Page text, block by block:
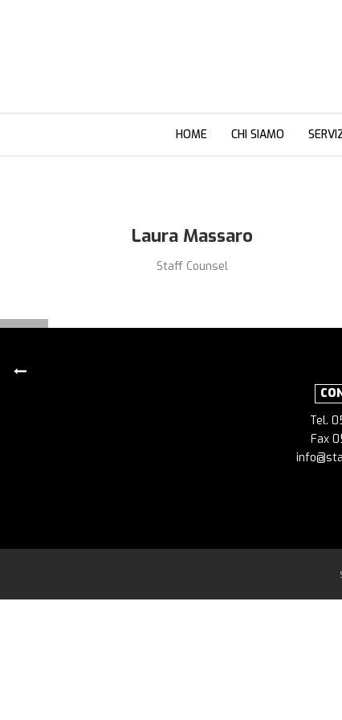
HOME CHI SIAMO
Laura Massaro
Staff Counsel
Tel.
Fax